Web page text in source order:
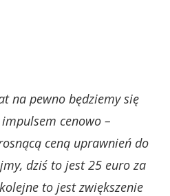
na pewno będziemy się
cenowo –
ceną uprawnień do
dziś to jest 25 euro za
to jest zwiększenie